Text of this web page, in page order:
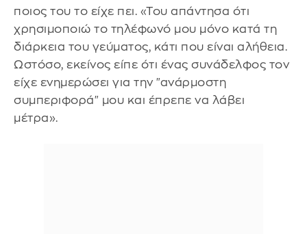
ποιος του το είχε πει. «Του απάντησα ότι
χρησιμοποιώ το τηλέφωνό μου μόνο κατά τη
διάρκεια του γεύματος, κάτι που είναι αλήθεια.
Ωστόσο, εκείνος είπε ότι ένας συνάδελφος τον
είχε ενημερώσει για την "ανάρμοστη
συμπεριφορά" μου και έπρεπε να λάβει
μέτρα».